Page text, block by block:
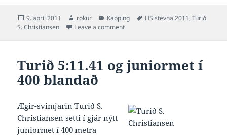
Posted
on
9. apríl 2011 Author
rokur Categories
Kapping Tags
HS stevna 2011,Turið
S. Christiansen
Leave a commenton Turið 1:14.70 og juniormet í 100
Turið 5:11.41 og juniormet í
400 blandað
Ægir-svimjarin Turið S.
Christiansen setti í gjár nýtt
juniormet í 400 metra